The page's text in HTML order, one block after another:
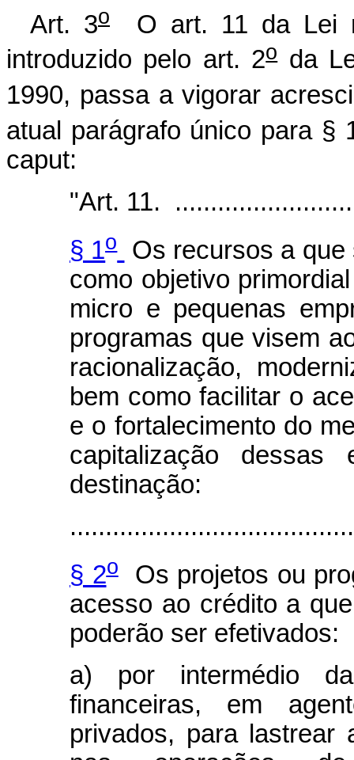
Art. 3o
O art. 11 da Lei
introduzido pelo art. 2oda
1990, passa a vigorar
atual parágrafo único para §
caput:
"Art. 11.
§ 1o
Os recursos a
como objetivo
micro e pequenas
programas que visem
racionalização,
bem como facilitar o
e o fortalecimento do
capitalização dessas
destinação:
§ 2oOs projetos ou
acesso ao crédito a
poderão ser efetivados:
a) por intermédio
financeiras, em
privados, para lastrear